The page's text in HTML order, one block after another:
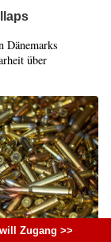
Dänemarks
über
Zugang >>